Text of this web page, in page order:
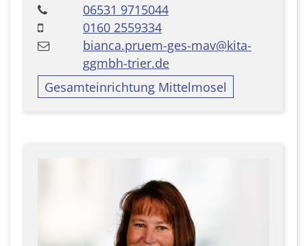
06531 9715044
0160 2559334
bianca.pruem-ges-mav@kita-
ggmbh-trier.de
Gesamteinrichtung Mittelmosel